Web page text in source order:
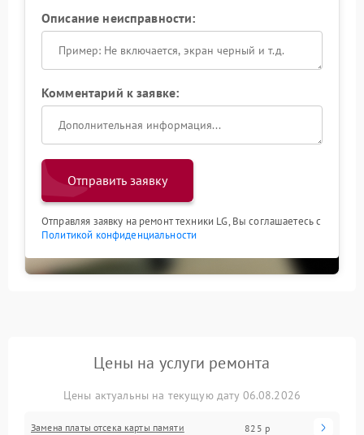
Описание неисправности:
Комментарий к заявке:
Отправить заявку
Отправляя заявку на ремонт техники LG, Вы соглашаетесь с
Политикой конфиденциальности
Цены на услуги ремонта
Цены актуальны на текущую дату 06.08.2026
Замена платы отсека карты памяти 825 р